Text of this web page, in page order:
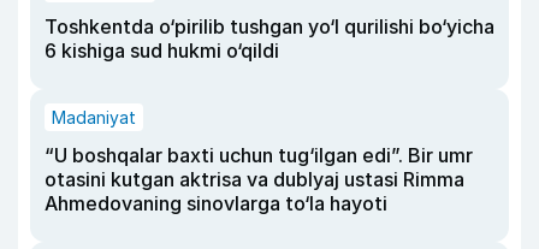
Toshkentda o‘pirilib tushgan yo‘l qurilishi bo‘yicha
6 kishiga sud hukmi o‘qildi
Madaniyat
“U boshqalar baxti uchun tug‘ilgan edi”. Bir umr
otasini kutgan aktrisa va dublyaj ustasi Rimma
Ahmedovaning sinovlarga to‘la hayoti